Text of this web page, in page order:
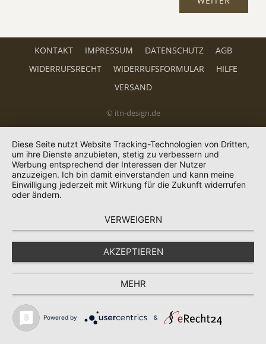
KONTAKT IMPRESSUM DATENSCHUTZ
AGB
WIDERRUFSRECHT
WIDERRUFSFORMULAR
HILFE
VERSAND
© itn-design.de
Diese Seite nutzt Website Tracking-Technologien von Dritten,
um ihre Dienste anzubieten, stetig zu verbessern und
Werbung entsprechend der Interessen der Nutzer
anzuzeigen. Ich bin damit einverstanden und kann meine
Einwilligung jederzeit mit Wirkung für die Zukunft widerrufen
oder ändern.
VERWEIGERN
AKZEPTIEREN
MEHR
Powered by &